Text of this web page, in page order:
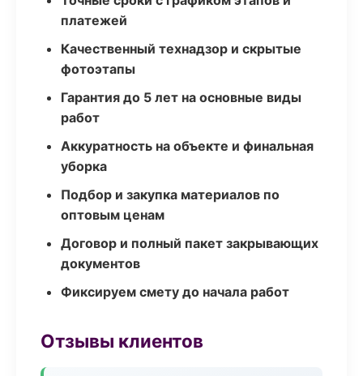
платежей
Качественный технадзор и скрытые
фотоэтапы
Гарантия до 5 лет на основные виды
работ
Аккуратность на объекте и финальная
уборка
Подбор и закупка материалов по
оптовым ценам
Договор и полный пакет закрывающих
документов
Фиксируем смету до начала работ
Отзывы клиентов